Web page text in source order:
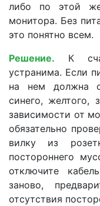
либо по этой
монитора. Без
это понятно всем.
Решение. К
устранима. Если
на нем должна
синего, желтого,
зависимости от
обязательно
вилку из
постороннего
отключите
заново,
отсутствия